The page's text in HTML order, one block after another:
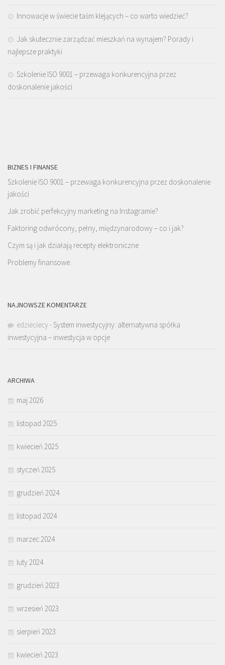
Innowacje w świecie taśm klejących – co warto wiedzieć?
Jak skutecznie zarządzać mieszkań na wynajem? Porady i
najlepsze praktyki
Szkolenie ISO 9001 – przewaga konkurencyjna przez
doskonalenie jakości
BIZNES I FINANSE
Szkolenie ISO 9001 – przewaga konkurencyjna przez doskonalenie
jakości
Jak zrobić perfekcyjny marketing na Instagramie?
Faktoring odwrócony, pełny, międzynarodowy – co i jak?
Czym są i jak działają recepty elektroniczne
Problemy finansowe.
NAJNOWSZE KOMENTARZE
edzieciecy - System inwestycyjny: alternatywna spółka
inwestycyjna – inwestycja w opcje
ARCHIWA
maj 2026
listopad 2025
kwiecień 2025
styczeń 2025
grudzień 2024
listopad 2024
marzec 2024
luty 2024
grudzień 2023
wrzesień 2023
sierpień 2023
kwiecień 2023